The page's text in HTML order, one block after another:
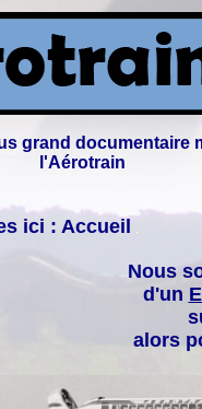
grand documentaire
l'Aérotrain
ici : Accueil
Nous
d'un
alors